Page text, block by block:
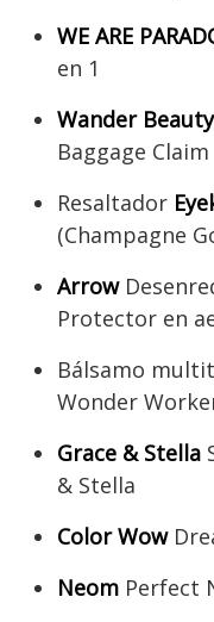
WE ARE
en 1
Wander Beauty
Baggage Claim
Resaltador
(Champagne
Arrow
Protector en
Bálsamo
Wonder
Grace & Stella
& Stella
Color Wow
Neom Perfect